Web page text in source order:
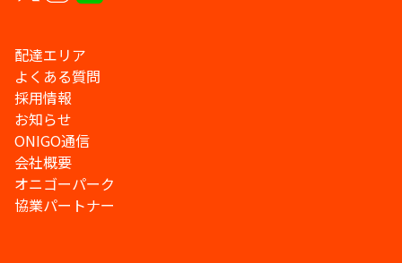
配達エリア
よくある質問
採用情報
お知らせ
ONIGO通信
会社概要
オニゴーパーク
協業パートナー